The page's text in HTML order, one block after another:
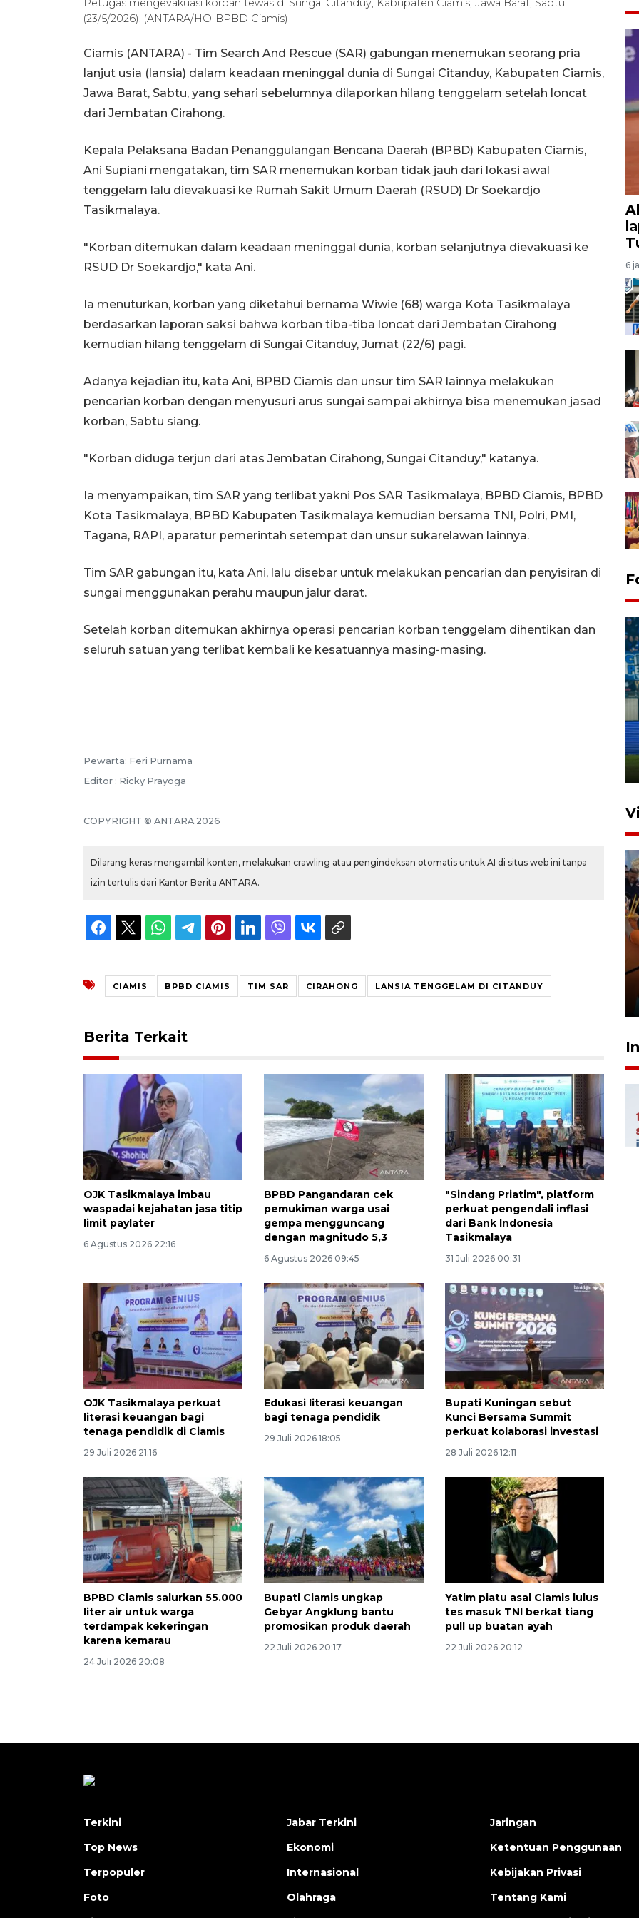
Petugas mengevakuasi korban tewas di Sungai Citanduy, Kabupaten Ciamis, Jawa Barat, Sabtu
(23/5/2026). (ANTARA/HO-BPBD Ciamis)
Ciamis (ANTARA) - Tim Search And Rescue (SAR) gabungan menemukan seorang pria
lanjut usia (lansia) dalam keadaan meninggal dunia di Sungai Citanduy, Kabupaten Ciamis,
Jawa Barat, Sabtu, yang sehari sebelumnya dilaporkan hilang tenggelam setelah loncat
dari Jembatan Cirahong.
Kepala Pelaksana Badan Penanggulangan Bencana Daerah (BPBD) Kabupaten Ciamis,
Ani Supiani mengatakan, tim SAR menemukan korban tidak jauh dari lokasi awal
tenggelam lalu dievakuasi ke Rumah Sakit Umum Daerah (RSUD) Dr Soekardjo
Tasikmalaya.
"Korban ditemukan dalam keadaan meninggal dunia, korban selanjutnya dievakuasi ke
RSUD Dr Soekardjo," kata Ani.
Ia menuturkan, korban yang diketahui bernama Wiwie (68) warga Kota Tasikmalaya
berdasarkan laporan saksi bahwa korban tiba-tiba loncat dari Jembatan Cirahong
kemudian hilang tenggelam di Sungai Citanduy, Jumat (22/6) pagi.
Adanya kejadian itu, kata Ani, BPBD Ciamis dan unsur tim SAR lainnya melakukan
pencarian korban dengan menyusuri arus sungai sampai akhirnya bisa menemukan jasad
korban, Sabtu siang.
"Korban diduga terjun dari atas Jembatan Cirahong, Sungai Citanduy," katanya.
Ia menyampaikan, tim SAR yang terlibat yakni Pos SAR Tasikmalaya, BPBD Ciamis, BPBD
Kota Tasikmalaya, BPBD Kabupaten Tasikmalaya kemudian bersama TNI, Polri, PMI,
Tagana, RAPI, aparatur pemerintah setempat dan unsur sukarelawan lainnya.
Tim SAR gabungan itu, kata Ani, lalu disebar untuk melakukan pencarian dan penyisiran di
sungai menggunakan perahu maupun jalur darat.
Setelah korban ditemukan akhirnya operasi pencarian korban tenggelam dihentikan dan
seluruh satuan yang terlibat kembali ke kesatuannya masing-masing.
Pewarta: Feri Purnama
Editor : Ricky Prayoga
COPYRIGHT © ANTARA 2026
Dilarang keras mengambil konten, melakukan crawling atau pengindeksan otomatis untuk AI di situs web ini tanpa
izin tertulis dari Kantor Berita ANTARA.
CIAMIS BPBD CIAMIS TIM SAR CIRAHONG LANSIA TENGGELAM DI CITANDUY
Berita Terkait
OJK Tasikmalaya imbau
waspadai kejahatan jasa titip
limit paylater
6 Agustus 2026 22:16
BPBD Pangandaran cek
pemukiman warga usai
gempa mengguncang
dengan magnitudo 5,3
6 Agustus 2026 09:45
"Sindang Priatim", platform
perkuat pengendali inflasi
dari Bank Indonesia
Tasikmalaya
31 Juli 2026 00:31
OJK Tasikmalaya perkuat
literasi keuangan bagi
tenaga pendidik di Ciamis
29 Juli 2026 21:16
Edukasi literasi keuangan
bagi tenaga pendidik
29 Juli 2026 18:05
Bupati Kuningan sebut
Kunci Bersama Summit
perkuat kolaborasi investasi
28 Juli 2026 12:11
BPBD Ciamis salurkan 55.000
liter air untuk warga
terdampak kekeringan
karena kemarau
24 Juli 2026 20:08
Bupati Ciamis ungkap
Gebyar Angklung bantu
promosikan produk daerah
22 Juli 2026 20:17
Yatim piatu asal Ciamis lulus
tes masuk TNI berkat tiang
pull up buatan ayah
22 Juli 2026 20:12
6
Presiden
29 Juli 2026 01:36
Ekonomi triwulan II-2026
tumbuh 5,29 persen
2026-08-06 18:45:00
Terkini
Top News
Terpopuler
Foto
Jabar Terkini
Ekonomi
Internasional
Olahraga
Jaringan
Ketentuan Penggunaan
Kebijakan Privasi
Tentang Kami